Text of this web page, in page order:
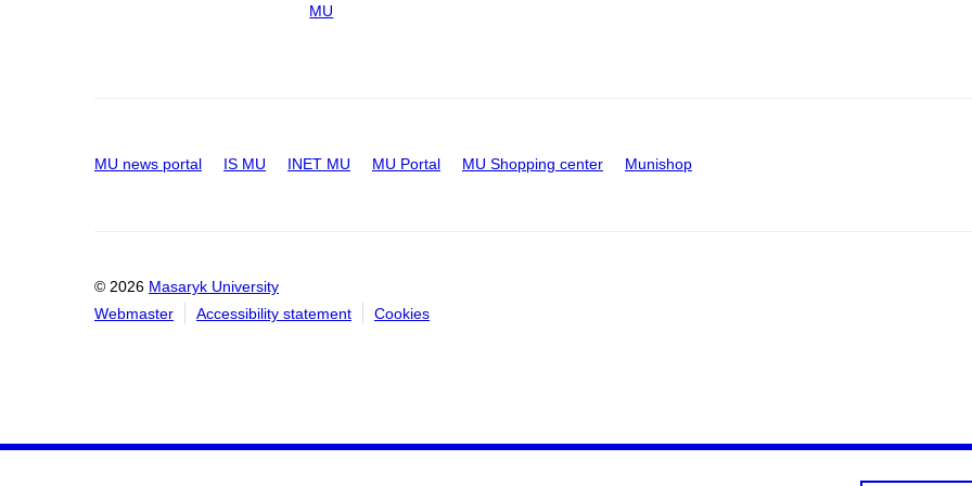
MU
MU news portal IS MU INET MU MU Portal MU Shopping center Munishop
© 2026 Masaryk University
Webmaster
Accessibility statement Cookies